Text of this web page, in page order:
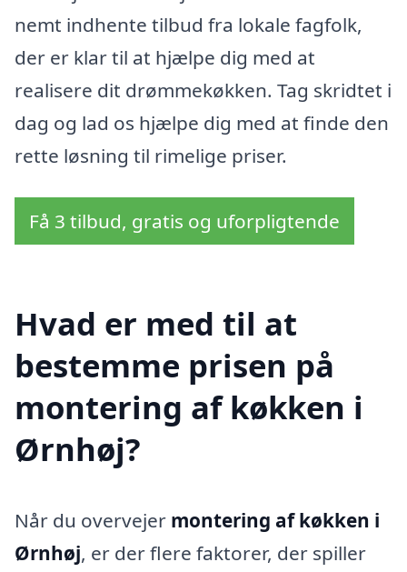
nemt indhente tilbud fra lokale fagfolk,
der er klar til at hjælpe dig med at
realisere dit drømmekøkken. Tag skridtet i
dag og lad os hjælpe dig med at finde den
rette løsning til rimelige priser.
Få 3 tilbud, gratis og uforpligtende
Hvad er med til at
bestemme prisen på
montering af køkken i
Ørnhøj?
Når du overvejer montering af køkken i
Ørnhøj, er der flere faktorer, der spiller